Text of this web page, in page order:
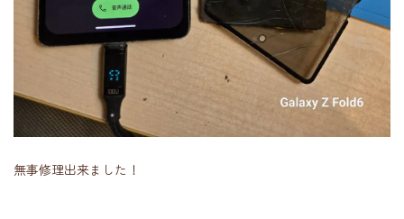
無事修理出来ました！